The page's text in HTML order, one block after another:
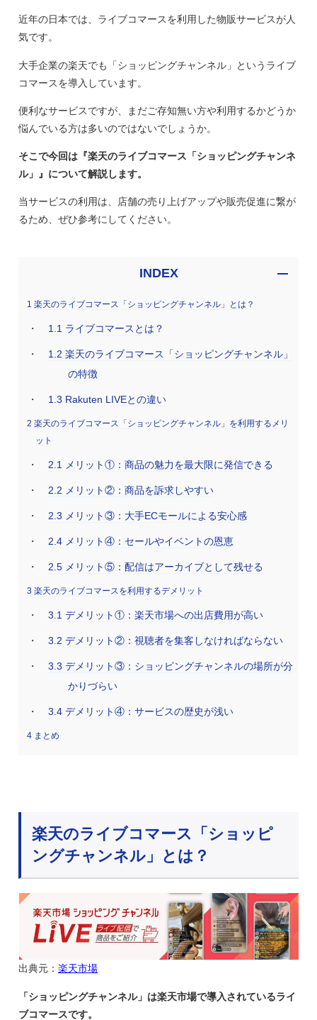
近年の日本では、ライブコマースを利用した物販サービスが人
気です。
大手企業の楽天でも「ショッピングチャンネル」というライブ
コマースを導入しています。
便利なサービスですが、まだご存知無い方や利用するかどうか
悩んでいる方は多いのではないでしょうか。
そこで今回は『楽天のライブコマース「ショッピングチャンネ
ル」』について解説します。
当サービスの利用は、店舗の売り上げアップや販売促進に繋が
るため、ぜひ参考にしてください。
INDEX
1 楽天のライブコマース「ショッピングチャンネル」とは？
1.1ライブコマースとは？
1.2 楽天のライブコマース「ショッピングチャンネル」
の特徴
1.3 Rakuten LIVEとの違い
2 楽天のライブコマース「ショッピングチャンネル」を利用するメリ
ット
2.1メリット①：商品の魅力を最大限に発信できる
2.2 メリット②：商品を訴求しやすい
2.3 メリット③：大手ECモールによる安心感
2.4メリット④：セールやイベントの恩恵
2.5メリット⑤：配信はアーカイブとして残せる
3 楽天のライブコマースを利用するデメリット
3.1デメリット①：楽天市場への出店費用が高い
3.2 デメリット②：視聴者を集客しなければならない
3.3 デメリット③：ショッピングチャンネルの場所が分
かりづらい
3.4デメリット④：サービスの歴史が浅い
4まとめ
楽天のライブコマース「ショッピ
ングチャンネル」とは？
出典元：楽天市場
「ショッピングチャンネル」は楽天市場で導入されているライ
ブコマースです。